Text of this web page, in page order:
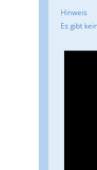
Hinweis
Es gibt